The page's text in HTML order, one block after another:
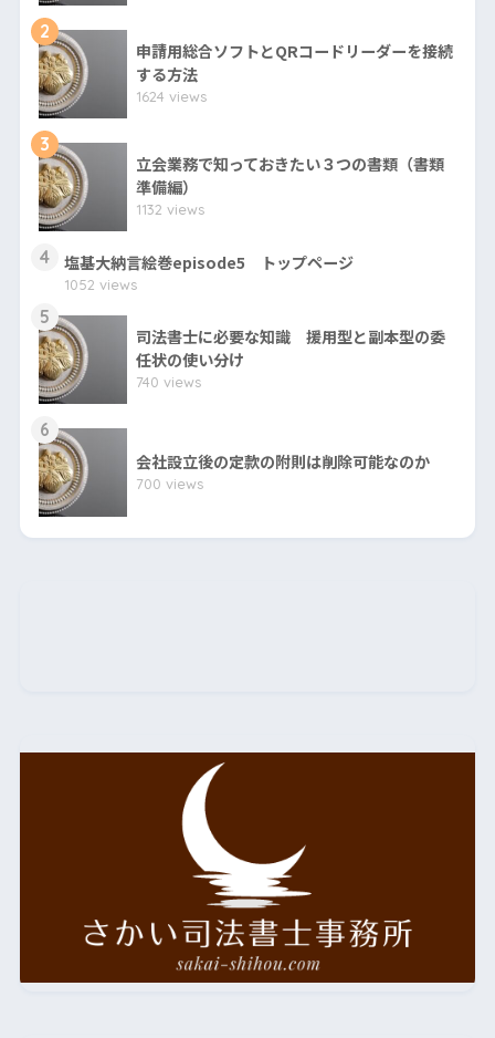
2
申請用総合ソフトとQRコードリーダーを接続
する方法
1624 views
3
立会業務で知っておきたい３つの書類（書類
準備編）
1132 views
4 塩基大納言絵巻episode5 トップページ
1052 views
5
司法書士に必要な知識 援用型と副本型の委
任状の使い分け
740 views
6
会社設立後の定款の附則は削除可能なのか
700 views